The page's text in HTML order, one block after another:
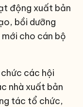
động xuất bản
bồi dưỡng
cho cán bộ
các hội
nhà xuất bản
tác tổ chức,